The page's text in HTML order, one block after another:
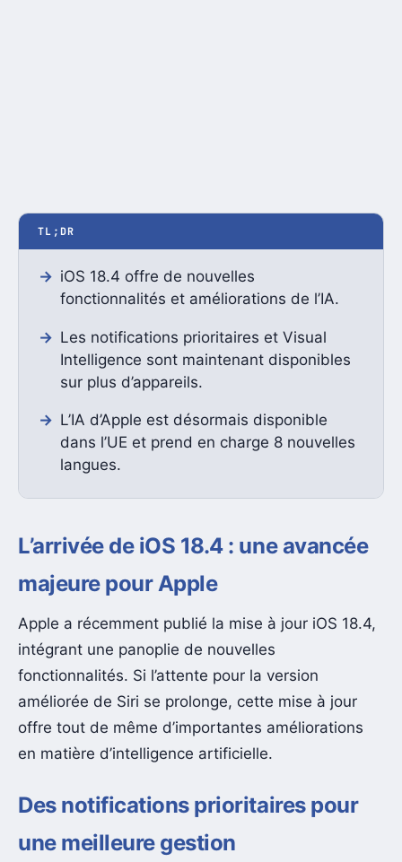
TL;DR
iOS 18.4 offre de nouvelles
fonctionnalités et améliorations de l’IA.
Les notifications prioritaires et Visual
Intelligence sont maintenant disponibles
sur plus d’appareils.
L’IA d’Apple est désormais disponible
dans l’UE et prend en charge 8 nouvelles
langues.
L’arrivée de iOS 18.4 : une avancée
majeure pour Apple
Apple a récemment publié la mise à jour iOS 18.4,
intégrant une panoplie de nouvelles
fonctionnalités. Si l’attente pour la version
améliorée de Siri se prolonge, cette mise à jour
offre tout de même d’importantes améliorations
en matière d’intelligence artificielle.
Des notifications prioritaires pour
une meilleure gestion